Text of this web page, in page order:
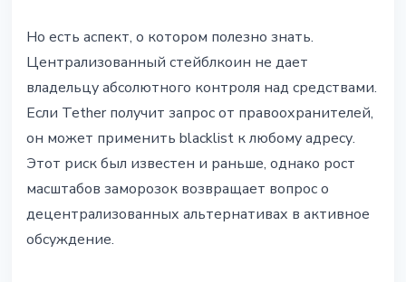
Но есть аспект, о котором полезно знать.
Централизованный стейблкоин не дает
владельцу абсолютного контроля над средствами.
Если Tether получит запрос от правоохранителей,
он может применить blacklist к любому адресу.
Этот риск был известен и раньше, однако рост
масштабов заморозок возвращает вопрос о
децентрализованных альтернативах в активное
обсуждение.